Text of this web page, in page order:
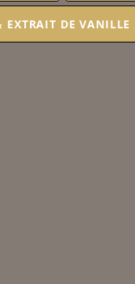
EXTRAIT DE VANILLE